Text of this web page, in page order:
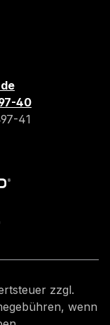
40
41
zzgl.
wenn